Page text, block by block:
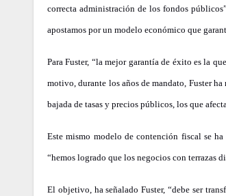
correcta administración de los fondos
apostamos por un modelo económico que
Para Fuster, “la mejor garantía de éxito es la
motivo, durante los años de mandato, Fuster
bajada de tasas y precios públicos, los que
Este mismo modelo de contención fiscal se
“hemos logrado que los negocios con terrazas
El objetivo, ha señalado Fuster, “debe ser